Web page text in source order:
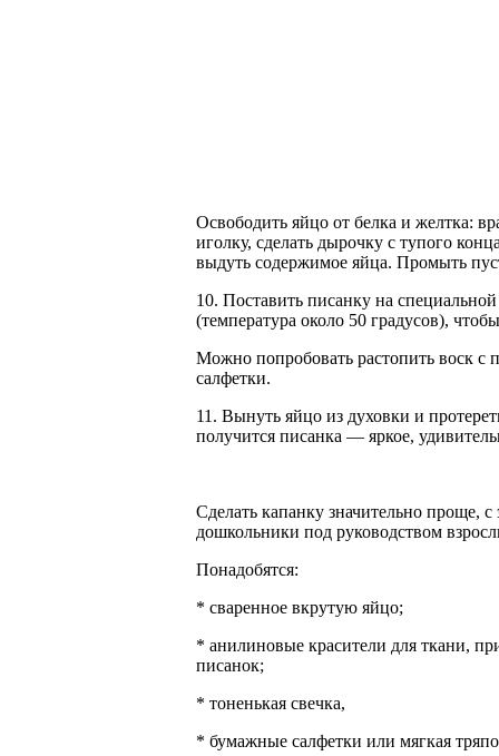
Освободить яйцо от белка и желтка:
иголку, сделать дырочку с тупого
выдуть содержимое яйца. Промыть
10. Поставить писанку на
(температура около 50 градусов),
Можно попробовать растопить воск
салфетки.
11. Вынуть яйцо из духовки и
получится писанка — яркое,
Cделать капанку значительно проще,
дошкольники под руководством
Понадобятся:
* сваренное вкрутую яйцо;
* анилиновые красители для ткани,
писанок;
* тоненькая свечка,
* бумажные салфетки или мягкая